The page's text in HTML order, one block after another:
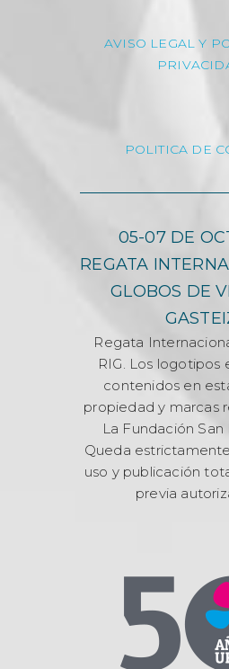
AVISO LEGAL Y
POLITICA DE
05-07 DE
REGATA
GLOBOS DE
Regata
RIG. Los logotipos
contenidos en
propiedad y marcas
La Fundación San
Queda
uso y publicación
previa